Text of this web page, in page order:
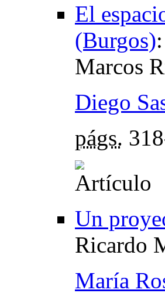
El
(Burgos):
Marcos
Diego
págs.
Un
Ricardo
María